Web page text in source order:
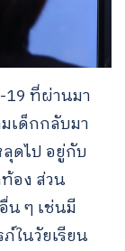
19 ที่ผ่านมา
เด็กกลับมา
ดไป อยู่กับ
อง ส่วน
น ๆ เช่นมี
ในวัยเรียน